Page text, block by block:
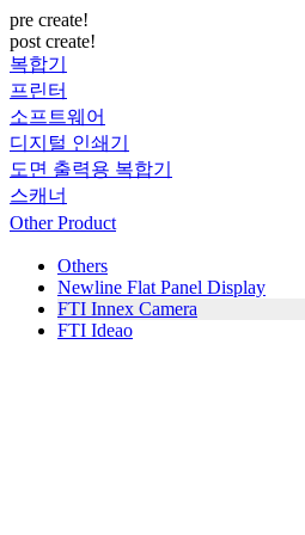
pre create!
post create!
복합기
프린터
소프트웨어
디지털 인쇄기
도면 출력용 복합기
스캐너
Other Product
Others
Newline Flat Panel Display
FTI Innex Camera
FTI Ideao